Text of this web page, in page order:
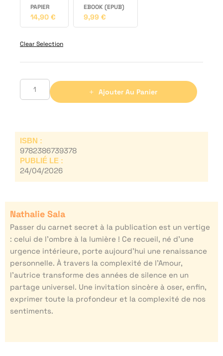
PAPIER
14,90 €
EBOOK (EPUB)
9,99 €
Clear Selection
Ajouter Au Panier
ISBN :
9782386739378
PUBLIÉ LE :
24/04/2026
Nathalie Sala
Passer du carnet secret à la publication est un vertige
: celui de l’ombre à la lumière ! Ce recueil, né d’une
urgence intérieure, porte aujourd’hui une renaissance
personnelle. À travers la complexité de l’Amour,
l’autrice transforme des années de silence en un
partage universel. Une invitation sincère à oser, enfin,
exprimer toute la profondeur et la complexité de nos
sentiments.